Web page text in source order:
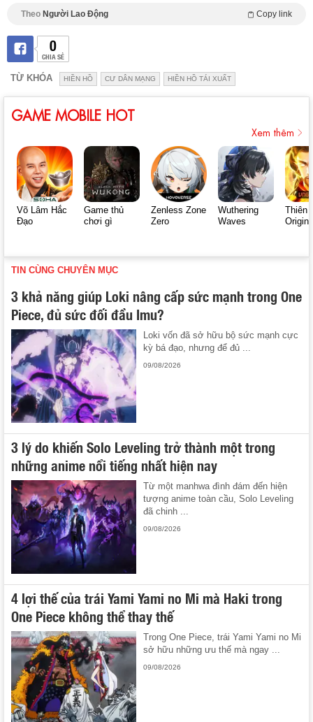
Theo Người Lao Động Copy link
0
CHIA SẺ
TỪ KHÓA HIỀN HỒ CƯ DÂN MẠNG HIỀN HỒ TÁI XUẤT
GAME MOBILE HOT
Xem thêm
Võ Lâm Hắc
Đạo
Game thủ
chơi gì
Zenless Zone
Zero
Wuthering
Waves
Thiên
Origin
TIN CÙNG CHUYÊN MỤC
3 khả năng giúp Loki nâng cấp sức mạnh trong One
Piece, đủ sức đối đầu Imu?
Loki vốn đã sở hữu bộ sức mạnh cực
kỳ bá đạo, nhưng để đủ ...
09/08/2026
3 lý do khiến Solo Leveling trở thành một trong
những anime nổi tiếng nhất hiện nay
Từ một manhwa đình đám đến hiện
tượng anime toàn cầu, Solo Leveling
đã chinh ...
09/08/2026
4 lợi thế của trái Yami Yami no Mi mà Haki trong
One Piece không thể thay thế
Trong One Piece, trái Yami Yami no Mi
sở hữu những ưu thế mà ngay ...
09/08/2026